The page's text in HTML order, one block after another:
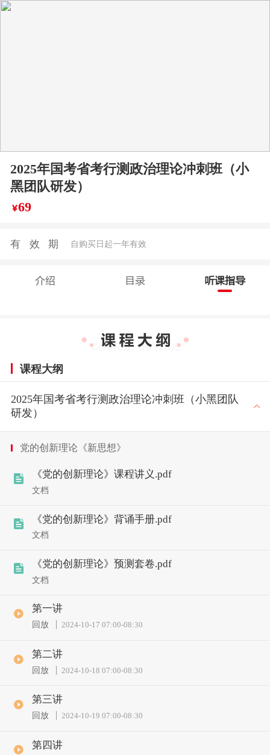
2025年国考省考行测政治理论冲刺班（小
黑团队研发）
￥69
有效期 自购买日起一年有效
介绍 目录 听课指导
课程大纲
2025年国考省考行测政治理论冲刺班（小黑团队
研发）
党的创新理论《新思想》
《党的创新理论》课程讲义.pdf
文档
《党的创新理论》背诵手册.pdf
文档
《党的创新理论》预测套卷.pdf
文档
第一讲
回放 2024-10-17 07:00-08:30
第二讲
回放 2024-10-18 07:00-08:30
第三讲
回放 2024-10-19 07:00-08:30
第四讲